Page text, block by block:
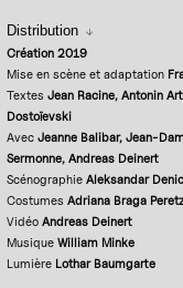
Distribution
Création 2019
Mise en scène et adaptation
TextesJean Racine, Antonin
Dostoïevski
AvecJeanne Balibar, Jean-
Sermonne, Andreas Deinert
ScénographieAleksandar Denic
CostumesAdriana Braga
VidéoAndreas Deinert
MusiqueWilliam Minke
Lumière Lothar Baumgarte